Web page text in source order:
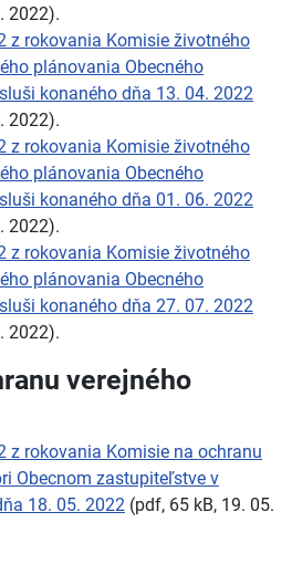
2022).
z rokovania Komisie životného
plánovania Obecného
konaného dňa 13. 04. 2022
2022).
z rokovania Komisie životného
plánovania Obecného
konaného dňa 01. 06. 2022
2022).
z rokovania Komisie životného
plánovania Obecného
konaného dňa 27. 07. 2022
2022).
verejného
z rokovania Komisie na ochranu
Obecnom zastupiteľstve v
18. 05. 2022 (pdf, 65 kB, 19. 05.